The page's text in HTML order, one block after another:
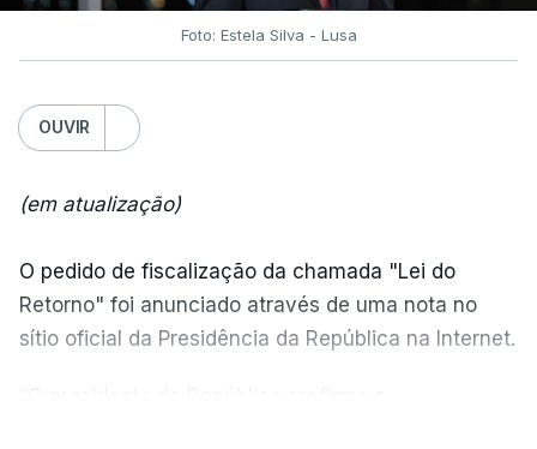
Foto: Estela Silva - Lusa
OUVIR
(em atualização)
O pedido de fiscalização da chamada "Lei do
Retorno" foi anunciado através de uma nota no
sítio oficial da Presidência da República na Internet.